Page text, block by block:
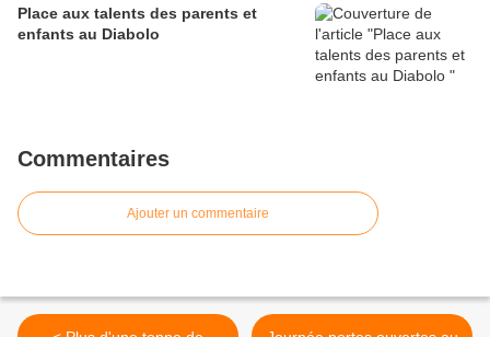
Place aux talents des parents et
enfants au Diabolo
Commentaires
Ajouter un commentaire